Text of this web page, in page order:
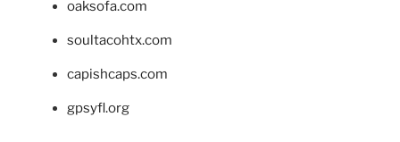
oaksofa.com
soultacohtx.com
capishcaps.com
gpsyfl.org